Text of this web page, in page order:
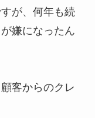
が、何年も続
嫌になったん
客からのクレ